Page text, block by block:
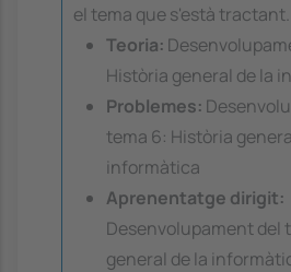
el tema que s'està tractant.
Teoria:
Història general de la
Problemes:
tema 6: Història
informàtica
Aprenentatge dirigit:
Desenvolupament del
general de la